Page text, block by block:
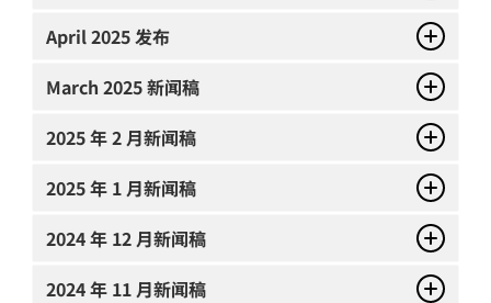
April2025 发布
March 2025 新闻稿
2025 年 2 月新闻稿
2025 年 1 月新闻稿
2024 年 12 月新闻稿
2024 年 11 月新闻稿